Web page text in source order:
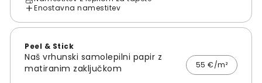
Enostavna namestitev
Peel & Stick
Naš vrhunski samolepilni papir z
matiranim zaključkom
55 €/m²